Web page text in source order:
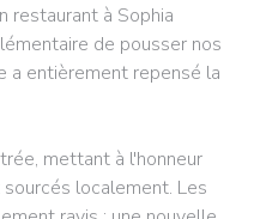
restaurant à Sophia
de pousser nos
a entièrement repensé la
mettant à l'honneur
localement. Les